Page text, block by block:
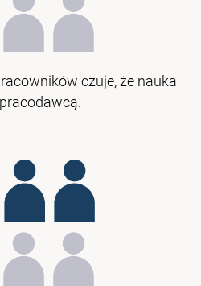
czuje, że nauka